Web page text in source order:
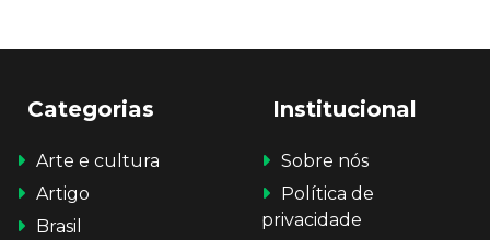
Categorias
Arte e cultura
Artigo
Brasil
Institucional
Sobre nós
Política de
privacidade